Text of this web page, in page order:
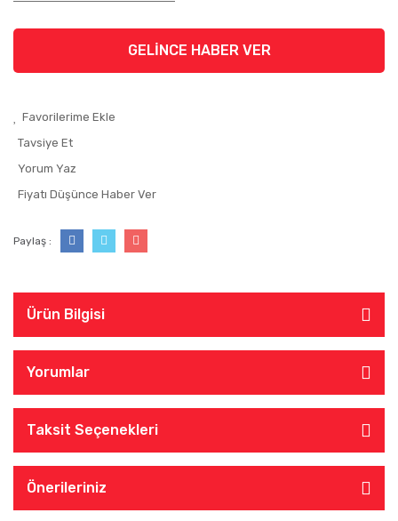
GELİNCE HABER VER
Tavsiye Et
Yorum Yaz
Fiyatı Düşünce Haber Ver
Paylaş :
Ürün Bilgisi
Yorumlar
Taksit Seçenekleri
Önerileriniz